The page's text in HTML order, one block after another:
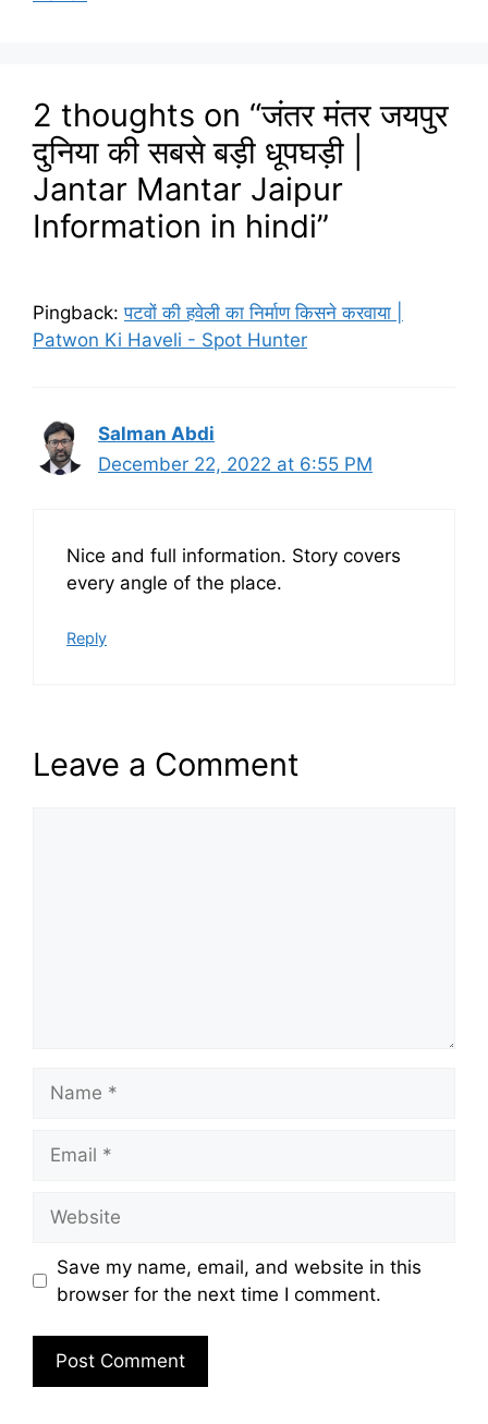
2 thoughts on “जंतर मंतर जयपुर
दुनिया की सबसे बड़ी धूपघड़ी |
Jantar Mantar Jaipur
Information in hindi”
Pingback:पटवों की हवेली का निर्माण किसने करवाया |
Patwon Ki Haveli - Spot Hunter
Salman Abdi
December 22, 2022 at 6:55 PM
Nice and full information. Story covers
every angle of the place.
Reply
Leave a Comment
Save my name, email, and website in this
browser for the next time I comment.